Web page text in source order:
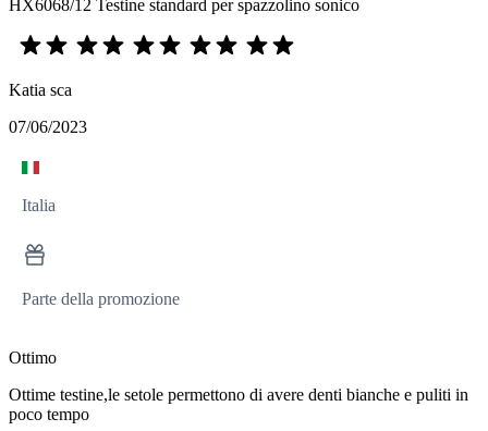
HX6068/12 Testine standard per spazzolino sonico
Katia sca
07/06/2023
Italia
Parte della promozione
Ottimo
Ottime testine,le setole permettono di avere denti bianche e puliti in
poco tempo